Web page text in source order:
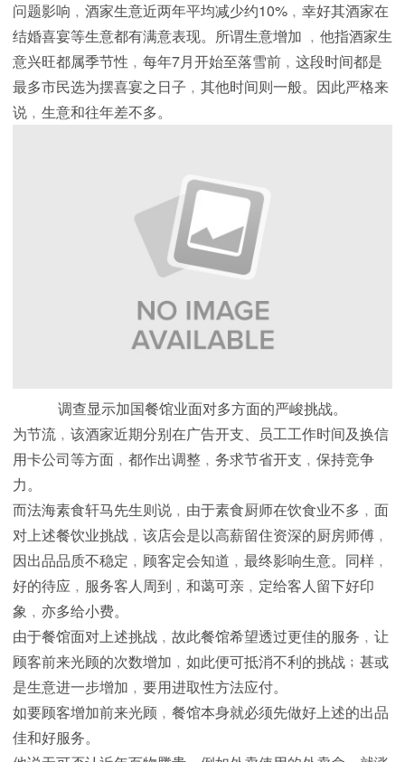
问题影响﹐酒家生意近两年平均减少约10%﹐幸好其酒家在
结婚喜宴等生意都有满意表现。所谓生意增加 ﹐他指酒家生
意兴旺都属季节性﹐每年7月开始至落雪前﹐这段时间都是
最多市民选为摆喜宴之日子﹐其他时间则一般。因此严格来
说﹐生意和往年差不多。
调查显示加国餐馆业面对多方面的严峻挑战。
为节流﹐该酒家近期分别在广告开支、员工工作时间及换信
用卡公司等方面﹐都作出调整﹐务求节省开支﹐保持竞争
力。
而法海素食轩马先生则说﹐由于素食厨师在饮食业不多﹐面
对上述餐饮业挑战﹐该店会是以高薪留住资深的厨房师傅﹐
因出品品质不稳定﹐顾客定会知道﹐最终影响生意。同样﹐
好的待应﹐服务客人周到﹐和蔼可亲﹐定给客人留下好印
象﹐亦多给小费。
由于餐馆面对上述挑战﹐故此餐馆希望透过更佳的服务﹐让
顾客前来光顾的次数增加﹐如此便可抵消不利的挑战﹔甚或
是生意进一步增加﹐要用进取性方法应付。
如要顾客增加前来光顾﹐餐馆本身就必须先做好上述的出品
佳和好服务。